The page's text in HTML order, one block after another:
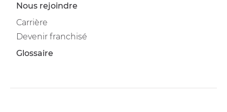
Nous rejoindre
Carrière
Devenir franchisé
Glossaire